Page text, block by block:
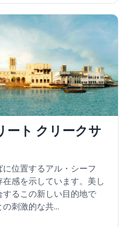
ート クリークサ
位置するアル・シーフ
感を示しています。美し
るこの新しい目的地で
刺激的な共...